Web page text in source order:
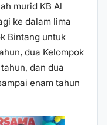
murid KB Al
ke dalam lima
Bintang untuk
dua Kelompok
dan dua
enam tahun